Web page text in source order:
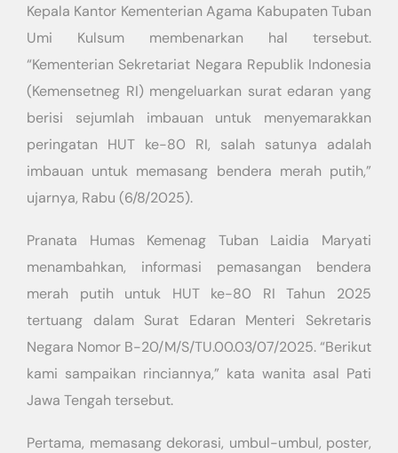
Kepala Kantor Kementerian Agama Kabupaten Tuban
Umi Kulsum membenarkan hal tersebut.
“Kementerian Sekretariat Negara Republik Indonesia
(Kemensetneg RI) mengeluarkan surat edaran yang
berisi sejumlah imbauan untuk menyemarakkan
peringatan HUT ke-80 RI, salah satunya adalah
imbauan untuk memasang bendera merah putih,”
ujarnya, Rabu (6/8/2025).
Pranata Humas Kemenag Tuban Laidia Maryati
menambahkan, informasi pemasangan bendera
merah putih untuk HUT ke-80 RI Tahun 2025
tertuang dalam Surat Edaran Menteri Sekretaris
Negara Nomor B-20/M/S/TU.00.03/07/2025. “Berikut
kami sampaikan rinciannya,” kata wanita asal Pati
Jawa Tengah tersebut.
Pertama, memasang dekorasi, umbul-umbul, poster,